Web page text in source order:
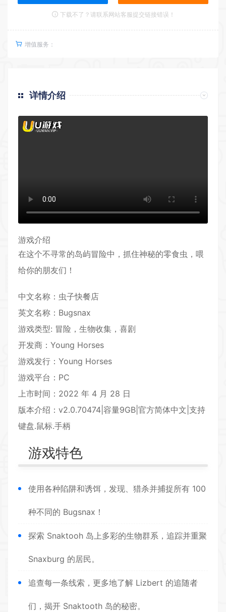
下载不了？请联系网站客服提交链接错误！
增值服务：
详情介绍
游戏介绍
在这个不寻常的岛屿冒险中，抓住神秘的零食虫，喂
给你的朋友们！
中文名称：虫子快餐店
英文名称：Bugsnax
游戏类型: 冒险，生物收集， 喜剧
开发商：Young Horses
游戏发行：Young Horses
游戏平台：PC
上市时间：2022 年 4 月 28 日
版本介绍：v2.0.70474|容量9GB|官方简体中文|支持
键盘.鼠标.手柄
游戏特色
使用各种陷阱和诱饵，发现、猎杀并捕捉所有 100
种不同的 Bugsnax！
探索 Snaktooh 岛上多彩的生物群系，追踪并重聚
Snaxburg 的居民。
追查每一条线索，更多地了解 Lizbert 的追随者
们，揭开 Snaktooth 岛的秘密。